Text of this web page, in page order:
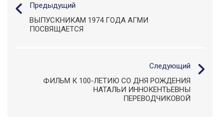
Предыдущий
ВЫПУСКНИКАМ 1974 ГОДА АГМИ
ПОСВЯЩАЕТСЯ
Следующий
ФИЛЬМ К 100-ЛЕТИЮ СО ДНЯ РОЖДЕНИЯ
НАТАЛЬИ ИННОКЕНТЬЕВНЫ
ПЕРЕВОДЧИКОВОЙ